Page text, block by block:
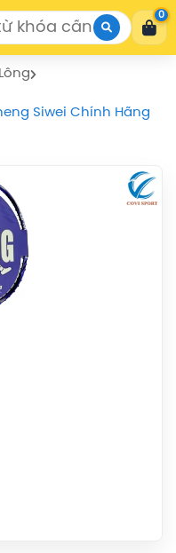
0
Siwei Chính Hãng